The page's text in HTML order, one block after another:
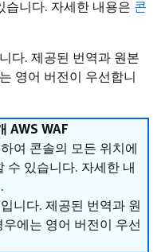
습니다. 자세한 내용은 콘
다. 제공된 번역과 원본
영어 버전이 우선합니
AWS WAF
여 콘솔의 모든 위치에
수 있습니다. 자세한 내
.
니다. 제공된 번역과 원
에는 영어 버전이 우선